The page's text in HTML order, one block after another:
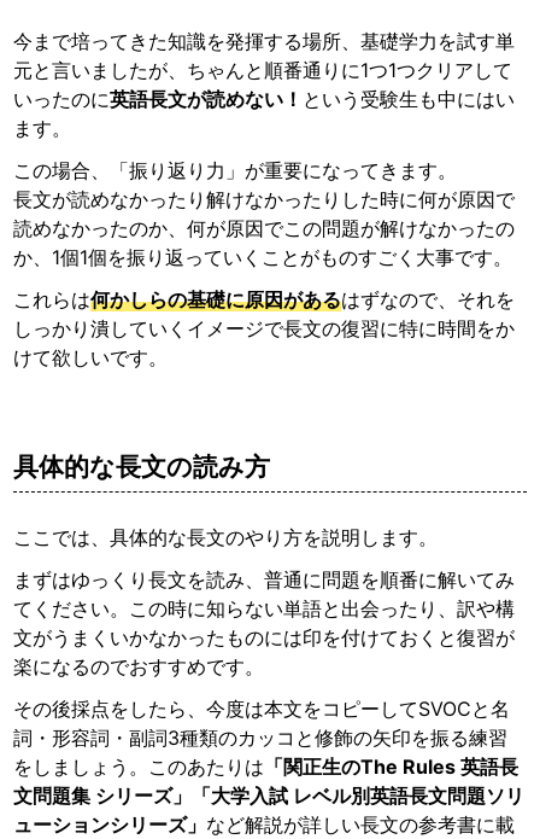
今まで培ってきた知識を発揮する場所、基礎学力を試す単
元と言いましたが、ちゃんと順番通りに1つ1つクリアして
いったのに英語長文が読めない！ という受験生も中にはい
ます。
この場合、「振り返り力」が重要になってきます。
長文が読めなかったり解けなかったりした時に何が原因で
読めなかったのか、何が原因でこの問題が解けなかったの
か、1個1個を振り返っていくことがものすごく大事です。
これらは何かしらの基礎に原因があるはずなので、それを
しっかり潰していくイメージで長文の復習に特に時間をか
けて欲しいです。
具体的な長文の読み方
ここでは、具体的な長文のやり方を説明します。
まずはゆっくり長文を読み、普通に問題を順番に解いてみ
てください。この時に知らない単語と出会ったり、訳や構
文がうまくいかなかったものには印を付けておくと復習が
楽になるのでおすすめです。
その後採点をしたら、今度は本文をコピーしてSVOCと名
詞・形容詞・副詞3種類のカッコと修飾の矢印を振る練習
をしましょう。このあたりは 「関正生のThe Rules 英語長
文問題集 シリーズ」「大学入試 レベル別英語長文問題ソリ
ューションシリーズ」 など解説が詳しい長文の参考書に載